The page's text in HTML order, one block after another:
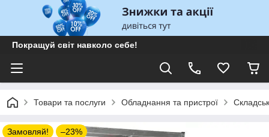
Покращуй світ навколо себе!
Товари та послуги Oбладнання та пристрої
Замовляй! –23%